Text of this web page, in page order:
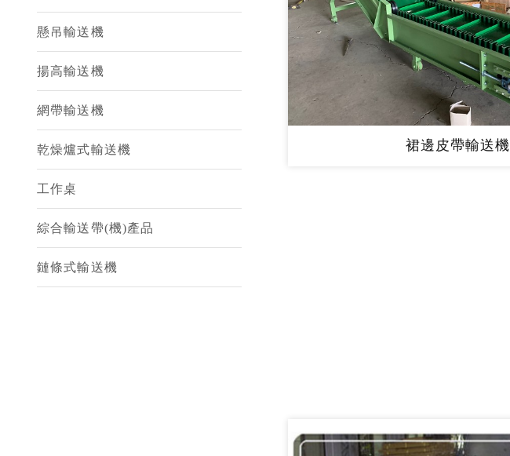
懸吊輸送機
揚高輸送機
網帶輸送機
乾燥爐式輸送機
工作桌
綜合輸送帶(機)產品
鏈條式輸送機
裙邊皮帶輸送機